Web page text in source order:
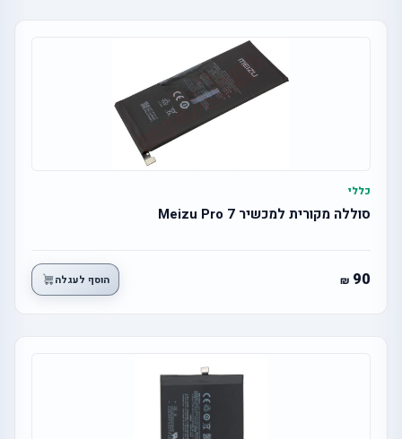
כללי
סוללה מקורית למכשיר Meizu Pro 7
90 הוסף לעגלה